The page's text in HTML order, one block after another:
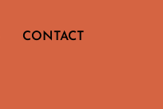
CONTACT